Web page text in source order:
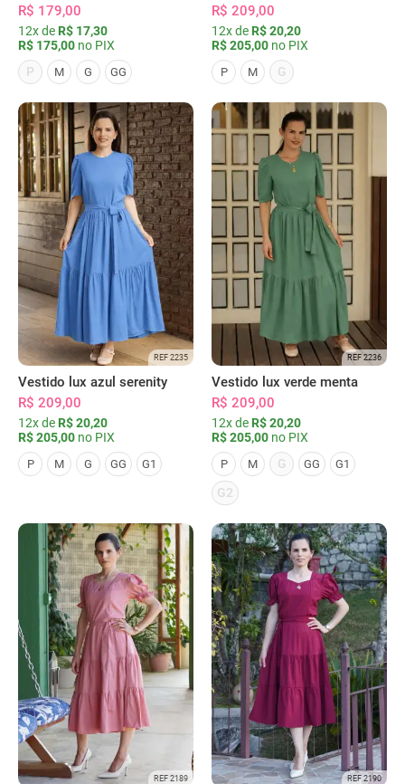
R$ 179,00
12x de R$ 17,30
R$ 175,00 no PIX
P
M G GG
R$ 209,00
12x de R$ 20,20
R$ 205,00 no PIX
P M G
REF 2235
Vestido lux azul serenity
R$ 209,00
12x de R$ 20,20
R$ 205,00 no PIX
P M G GG G1
REF 2236
Vestido lux verde menta
R$ 209,00
12x de R$ 20,20
R$ 205,00 no PIX
P M G GG G1
G2
REF 2189 REF 2190